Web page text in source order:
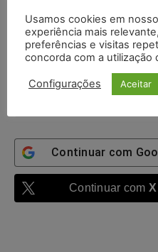
Mantenha-me
autenticado
Entrar
Continuar com
Continuar com X
Usamos cookies em
experiência mais
preferências e visitas
concorda com a utilização
Configurações Aceitar